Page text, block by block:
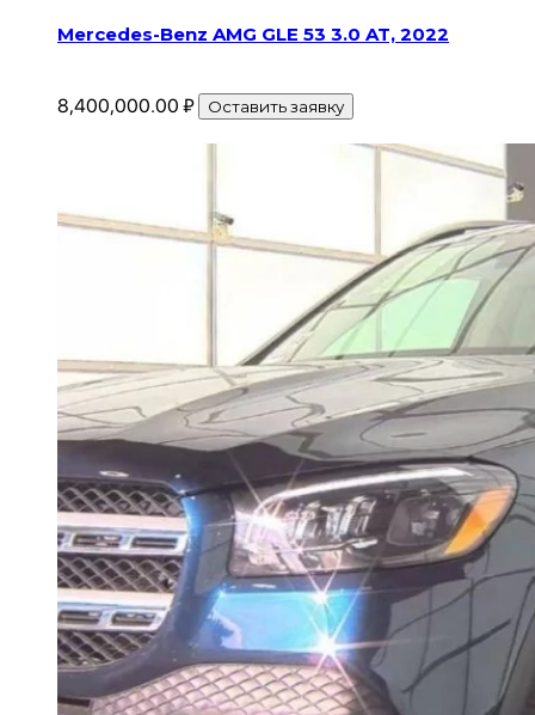
Mercedes-Benz AMG GLE 53 3.0 AT, 2022
8,400,000.00 ₽ Оставить заявку